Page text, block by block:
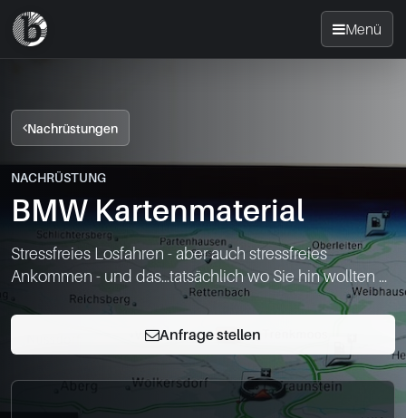
Menü
Nachrüsten
News
FAQ
Standorte
Nachrüstungen
NACHRÜSTUNG
BMW Kartenmaterial
Stressfreies Losfahren - aber auch stressfreies
Ankommen - und das...tatsächlich wo Sie hin wollten ...
Anfrage stellen